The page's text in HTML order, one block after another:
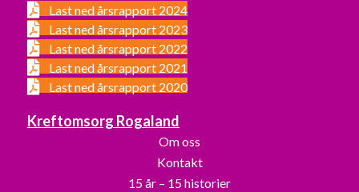
Last ned årsrapport 2024
Last ned årsrapport 2023
Last ned årsrapport 2022
Last ned årsrapport 2021
Last ned årsrapport 2020
Kreftomsorg Rogaland
Om oss
Kontakt
15 år – 15 historier